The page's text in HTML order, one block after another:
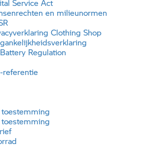
Service Act
en milieunormen
Clothing Shop
Regulation
referentie